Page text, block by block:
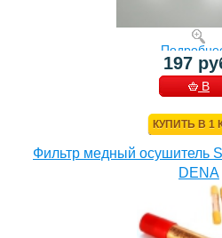
197
В
КУПИТЬ В 1
Фильтр медный осушитель
DENA